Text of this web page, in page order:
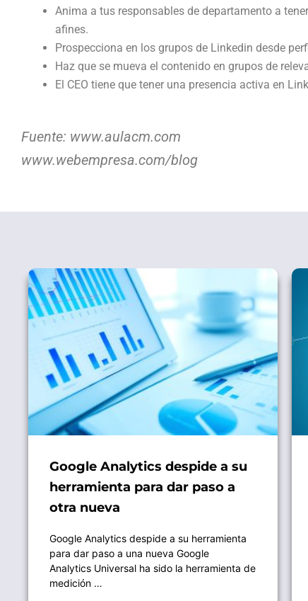
Anima a tus responsables de departamento a
afines.
Prospecciona en los grupos de Linkedin desde
Haz que se mueva el contenido en grupos de
El CEO tiene que tener una presencia activa en
Fuente: www.aulacm.com
www.webempresa.com/blog
Google Analytics despide a su
herramienta para dar paso a
otra nueva
Google Analytics despide a su herramienta
para dar paso a una nueva Google
Analytics Universal ha sido la herramienta de
medición …